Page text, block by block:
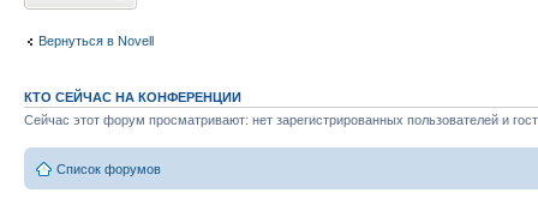
Вернуться в Novell
КТО СЕЙЧАС НА КОНФЕРЕНЦИИ
Сейчас этот форум просматривают: нет зарегистрированных пользователей и
Список форумов